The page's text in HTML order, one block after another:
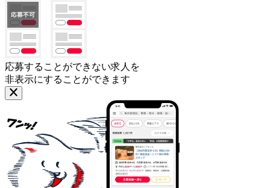
応募することができない求人を
非表示にすることができます